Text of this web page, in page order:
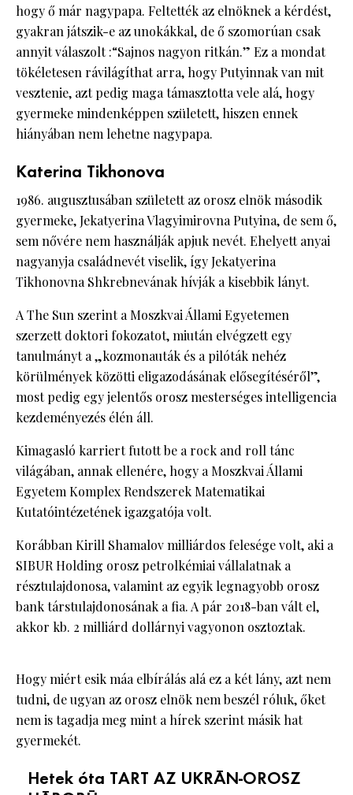
hogy ő már nagypapa. Feltették az elnöknek a kérdést,
gyakran játszik-e az unokákkal, de ő szomorúan csak
annyit válaszolt :“Sajnos nagyon ritkán.” Ez a mondat
tökéletesen rávilágíthat arra, hogy Putyinnak van mit
vesztenie, azt pedig maga támasztotta vele alá, hogy
gyermeke mindenképpen született, hiszen ennek
hiányában nem lehetne nagypapa.
Katerina Tikhonova
1986. augusztusában született az orosz elnök második
gyermeke, Jekatyerina Vlagyimirovna Putyina, de sem ő,
sem nővére nem használják apjuk nevét. Ehelyett anyai
nagyanyja családnevét viselik, így Jekatyerina
Tikhonovna Shkrebnevának hívják a kisebbik lányt.
A The Sun szerint a Moszkvai Állami Egyetemen
szerzett doktori fokozatot, miután elvégzett egy
tanulmányt a „kozmonauták és a pilóták nehéz
körülmények közötti eligazodásának elősegítéséről”,
most pedig egy jelentős orosz mesterséges intelligencia
kezdeményezés élén áll.
Kimagasló karriert futott be a rock and roll tánc
világában, annak ellenére, hogy a Moszkvai Állami
Egyetem Komplex Rendszerek Matematikai
Kutatóintézetének igazgatója volt.
Korábban Kirill Shamalov milliárdos felesége volt, aki a
SIBUR Holding orosz petrolkémiai vállalatnak a
résztulajdonosa, valamint az egyik legnagyobb orosz
bank társtulajdonosának a fia. A pár 2018-ban vált el,
akkor kb. 2 milliárd dollárnyi vagyonon osztoztak.
Hogy miért esik máa elbírálás alá ez a két lány, azt nem
tudni, de ugyan az orosz elnök nem beszél róluk, őket
nem is tagadja meg mint a hírek szerint másik hat
gyermekét.
Hetek óta TART AZ UKRÁN-OROSZ